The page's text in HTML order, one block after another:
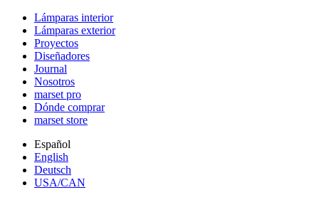
Lámparas interior
Lámparas exterior
Proyectos
Diseñadores
Journal
Nosotros
marset pro
Dónde comprar
marset store
Español
English
Deutsch
USA/CAN